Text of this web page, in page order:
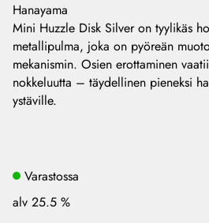
Hanayama
Mini Huzzle Disk Silver on tyylikäs
metallipulma, joka on pyöreän
mekanismin. Osien erottaminen
nokkeluutta – täydellinen pieneksi
ystäville.
Varastossa
alv 25.5 %